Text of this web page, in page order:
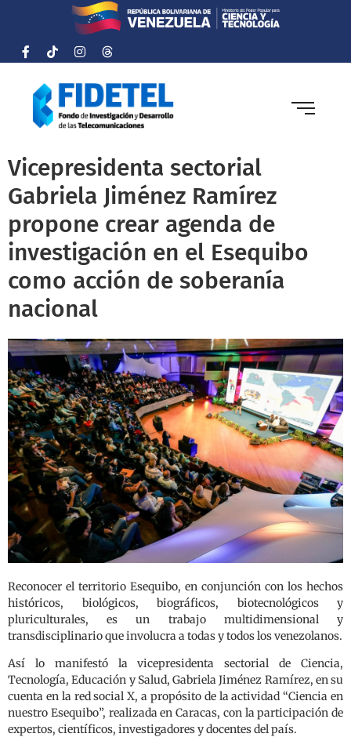
Vicepresidenta sectorial
Gabriela Jiménez Ramírez
propone crear agenda de
investigación en el Esequibo
como acción de soberanía
nacional
Reconocer el territorio Esequibo, en conjunción con los hechos
históricos, biológicos, biográficos, biotecnológicos y
pluriculturales, es un trabajo multidimensional y
transdisciplinario que involucra a todas y todos los venezolanos.
Así lo manifestó la vicepresidenta sectorial de Ciencia,
Tecnología, Educación y Salud, Gabriela Jiménez Ramírez, en su
cuenta en la red social X, a propósito de la actividad “Ciencia en
nuestro Esequibo”, realizada en Caracas, con la participación de
expertos, científicos, investigadores y docentes del país.